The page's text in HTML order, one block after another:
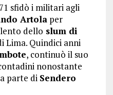
sfidò i militari agli
Artolaper
dello slum di
Lima. Quindici anni
, continuò il suo
nonostante
parte di Sendero